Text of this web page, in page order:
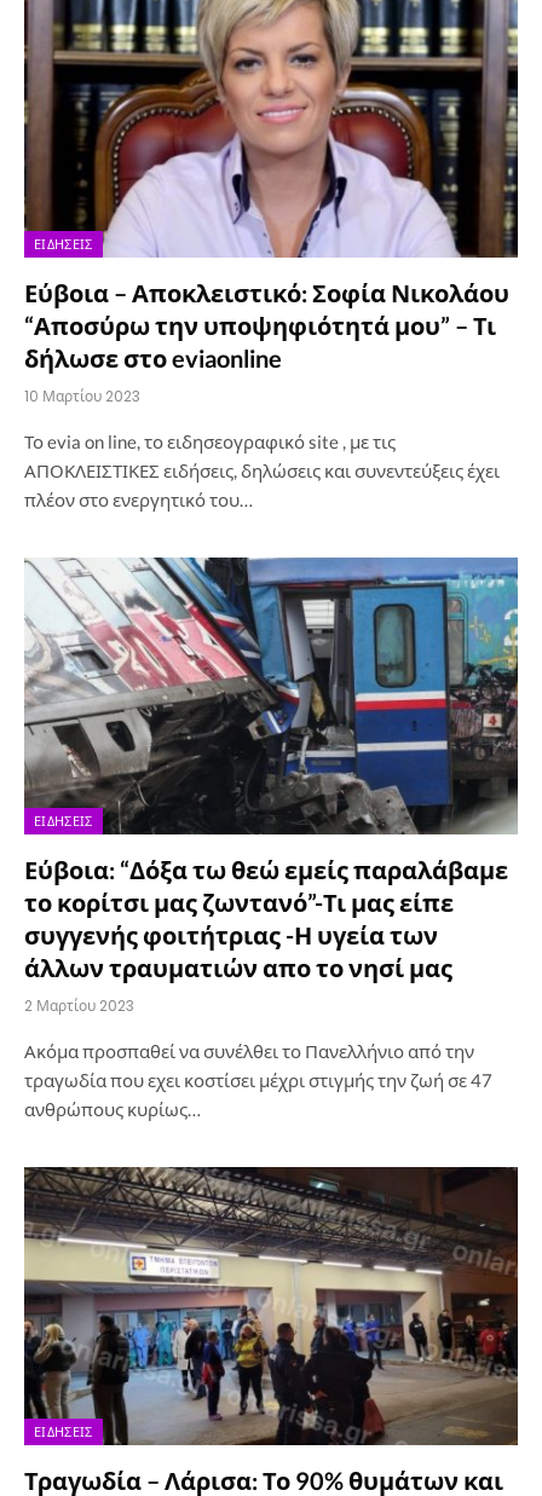
ΕΙΔΉΣΕΙΣ
Εύβοια – Αποκλειστικό: Σοφία Νικολάου
“Αποσύρω την υποψηφιότητά μου” – Τι
δήλωσε στο eviaonline
10 Μαρτίου 2023
Το evia on line, το ειδησεογραφικό site , με τις
ΑΠΟΚΛΕΙΣΤΙΚΕΣ ειδήσεις, δηλώσεις και συνεντεύξεις έχει
πλέον στο ενεργητικό του…
ΕΙΔΉΣΕΙΣ
Εύβοια: “Δόξα τω θεώ εμείς παραλάβαμε
το κορίτσι μας ζωντανό”-Τι μας είπε
συγγενής φοιτήτριας -Η υγεία των
άλλων τραυματιών απο το νησί μας
2 Μαρτίου 2023
Ακόμα προσπαθεί να συνέλθει το Πανελλήνιο από την
τραγωδία που εχει κοστίσει μέχρι στιγμής την ζωή σε 47
ανθρώπους κυρίως…
ΕΙΔΉΣΕΙΣ
Τραγωδία – Λάρισα: Το 90% θυμάτων και